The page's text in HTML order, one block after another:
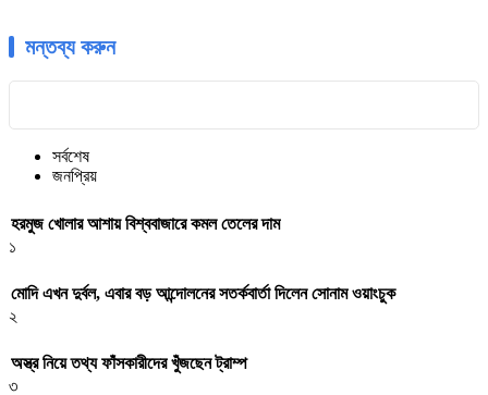
মন্তব্য করুন
সর্বশেষ
জনপ্রিয়
হরমুজ খোলার আশায় বিশ্ববাজারে কমল তেলের দাম
১
মোদি এখন দুর্বল, এবার বড় আন্দোলনের সতর্কবার্তা দিলেন সোনাম ওয়াংচুক
২
অস্ত্র নিয়ে তথ্য ফাঁসকারীদের খুঁজছেন ট্রাম্প
৩